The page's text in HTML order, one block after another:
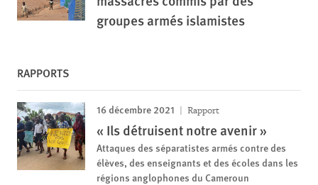
groupes armés islamistes
RAPPORTS
16 décembre 2021 Rapport
« Ils détruisent notre avenir »
Attaques des séparatistes armés contre des
élèves, des enseignants et des écoles dans les
régions anglophones du Cameroun